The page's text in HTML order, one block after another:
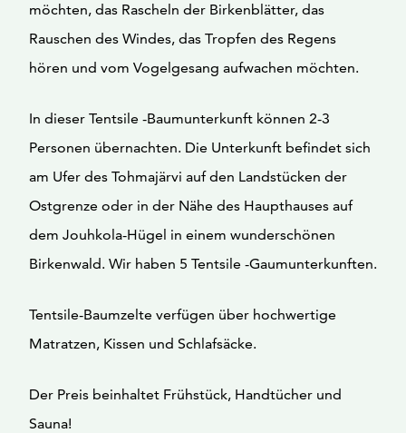
möchten, das Rascheln der Birkenblätter, das
Rauschen des Windes, das Tropfen des Regens
hören und vom Vogelgesang aufwachen möchten.
In dieser Tentsile -Baumunterkunft können 2-3
Personen übernachten. Die Unterkunft befindet sich
am Ufer des Tohmajärvi auf den Landstücken der
Ostgrenze oder in der Nähe des Haupthauses auf
dem Jouhkola-Hügel in einem wunderschönen
Birkenwald. Wir haben 5 Tentsile -Gaumunterkunften.
Tentsile-Baumzelte verfügen über hochwertige
Matratzen, Kissen und Schlafsäcke.
Der Preis beinhaltet Frühstück, Handtücher und
Sauna!